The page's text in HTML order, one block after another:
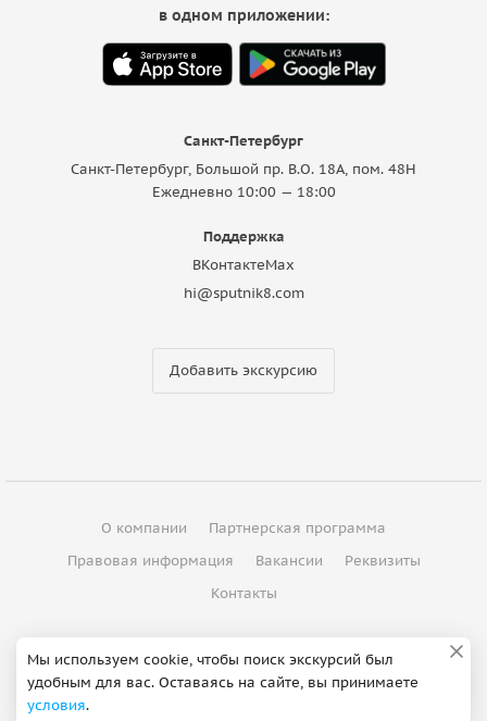
Санкт-Петербург
Санкт-Петербург, Большой пр. В.О. 18A, пом. 48Н
Ежедневно 10:00 — 18:00
Поддержка
ВКонтактеMax
hi@sputnik8.com
Добавить экскурсию
в одном приложении:
О компании
Партнерская программа
Правовая информация
Вакансии
Реквизиты
Контакты
© 2012 - 2026 ООО "Спутник"
Сделано в Петербурге
Мы используем cookie, чтобы поиск экскурсий был
удобным для вас. Оставаясь на сайте, вы принимаете
условия.